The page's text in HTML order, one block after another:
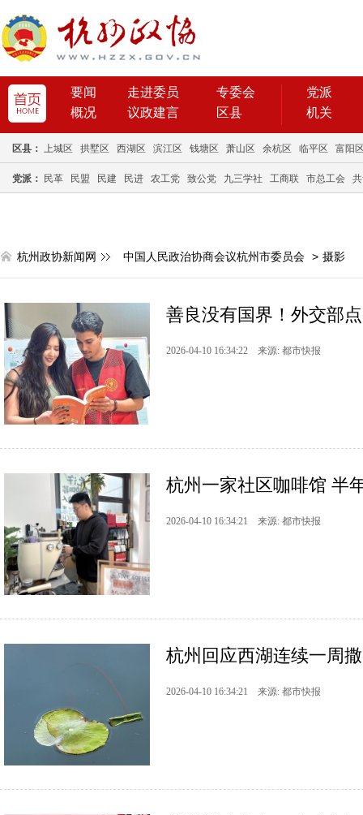
要闻 走进委员
专委会
概况
议政建言 区县
党派
机关
区县： 上城区 拱墅区 西湖区 滨江区 钱塘区 萧山区 余杭区 临平区 富阳
党派： 民革 民盟 民建 民进 农工党 致公党 九三学社 工商联 市总工会
杭州政协新闻网 中国人民政治协商会议杭州市委员会 > 摄影
善良没有国界！外交部
2026-04-10 16:34:22 来源: 都市快报
杭州一家社区咖啡馆 半
2026-04-10 16:34:21 来源: 都市快报
杭州回应西湖连续一周
2026-04-10 16:34:21 来源: 都市快报